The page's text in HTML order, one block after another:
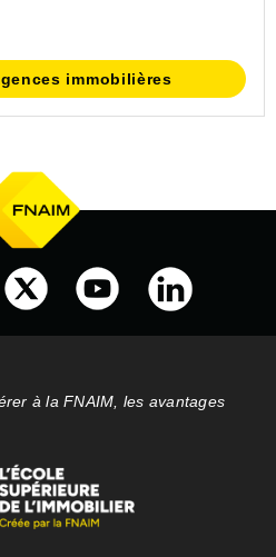
immobilières
à la FNAIM, les avantages